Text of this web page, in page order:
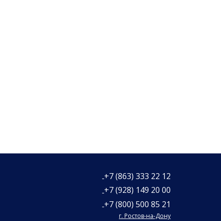
+7 (863) 333 22 12
+7 (928) 149 20 00
+7 (800) 500 85 21
г. Ростов-на-Дону